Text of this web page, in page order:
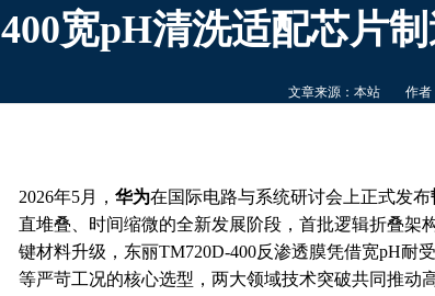
400宽pH清洗适配芯片
文章来源：本站 作者
2026年5月， 华为在国际电路与系统研讨会上正式发布
直堆叠、时间缩微的全新发展阶段，首批逻辑折叠架
键材料升级，东丽TM720D-400反渗透膜凭借宽pH耐
等严苛工况的核心选型，两大领域技术突破共同推动